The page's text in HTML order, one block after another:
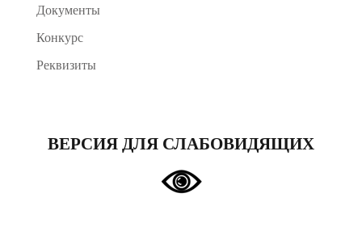
Документы
Конкурс
Реквизиты
ВЕРСИЯ ДЛЯ СЛАБОВИДЯЩИХ